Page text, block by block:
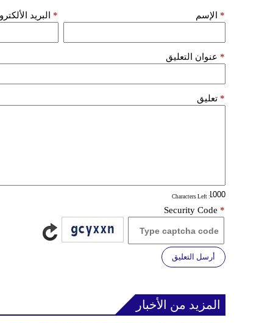
الإسم * البريد *
عنوان التعليق *
تعليق *
: Characters Left
Security Code *
أرسل التعليق
المزيد من الأخبار